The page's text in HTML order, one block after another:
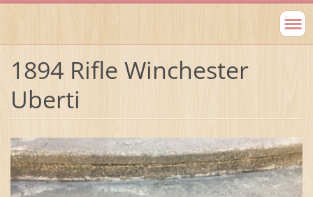
1894 Rifle Winchester
Uberti